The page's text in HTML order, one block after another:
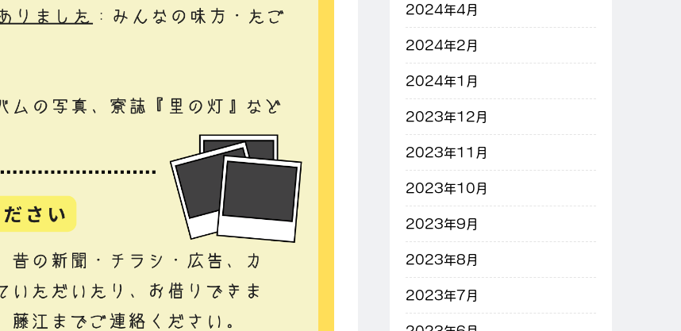
2024年4月
2024年2月
2024年1月
2023年12月
2023年11月
2023年10月
2023年9月
2023年8月
2023年7月